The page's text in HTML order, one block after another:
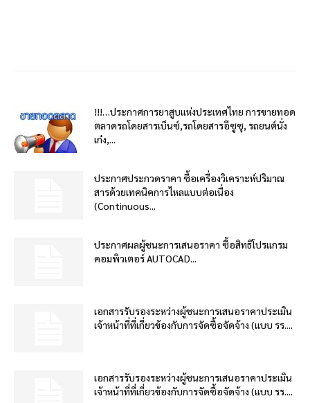
!!!…ประกาศการยาสูบแห่งประเทศไทย การขายทอด
ตลาดรถโดยสารเบ็นซ์,รถโดยสารอีซูซุ, รถยนต์นั่ง
เก๋ง,...
ประกาศประกวดราคา ซื้อเครื่องวิเคราะห์ปริมาณ
สารด้วยเทคนิคการไหลแบบต่อเนื่อง
(Continuous...
ประกาศผลผู้ชนะการเสนอราคา ซื้อสิทธิโปรแกรม
คอมพิวเตอร์ AUTOCAD...
เอกสารรับรองระหว่างผู้ชนะการเสนอราคาประเมิน
เจ้าหน้าที่ที่เกี่ยวข้องกับการจัดซื้อจัดจ้าง (แบบ รร....
เอกสารรับรองระหว่างผู้ชนะการเสนอราคาประเมิน
เจ้าหน้าที่ที่เกี่ยวข้องกับการจัดซื้อจัดจ้าง (แบบ รร....